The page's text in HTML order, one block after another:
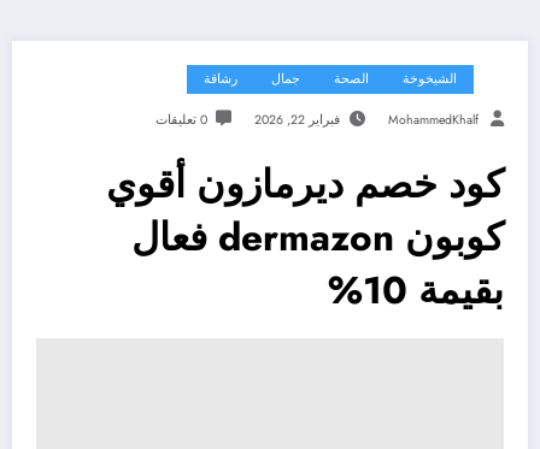
الشيخوخة الصحة جمال رشاقة
MohammedKhalf فبراير 22, 2026 0 تعليقات
كود خصم ديرمازون أقوي
كوبون dermazon فعال
بقيمة 10%